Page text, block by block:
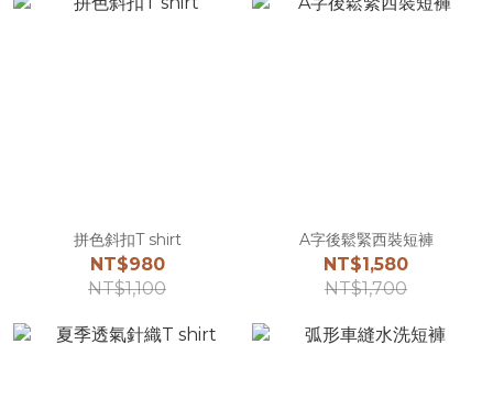
拼色斜扣T shirt
NT$980
NT$1,100
A字後鬆緊西裝短褲
NT$1,580
NT$1,700